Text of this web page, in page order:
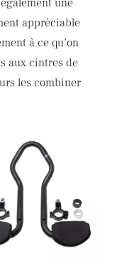
une
appréciable
à ce qu’on
aux cintres de
les combiner